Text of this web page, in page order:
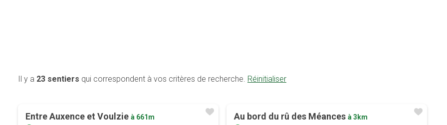
Il y a 23 sentiers qui correspondent à vos critères de recherche. Réinitialiser
Entre Auxence et Voulzie à 661m
Au bord du rû des Méances à 3km